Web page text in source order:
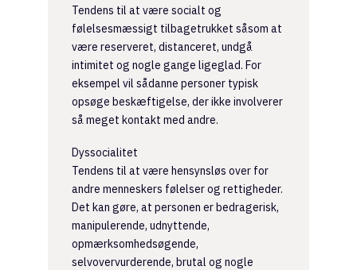
Tendens til at være socialt og
følelsesmæssigt tilbagetrukket såsom at
være reserveret, distanceret, undgå
intimitet og nogle gange ligeglad. For
eksempel vil sådanne personer typisk
opsøge beskæftigelse, der ikke involverer
så meget kontakt med andre.
Dyssocialitet
Tendens til at være hensynsløs over for
andre menneskers følelser og rettigheder.
Det kan gøre, at personen er bedragerisk,
manipulerende, udnyttende,
opmærksomhedsøgende,
selvovervurderende, brutal og nogle